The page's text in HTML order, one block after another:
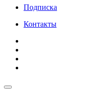
Подписка
Контакты